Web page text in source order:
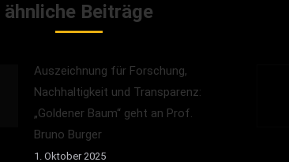
ähnliche Beiträge
Auszeichnung für Forschung,
Nachhaltigkeit und Transparenz:
„Goldener Baum“ geht an Prof.
Bruno Burger
1. Oktober 2025